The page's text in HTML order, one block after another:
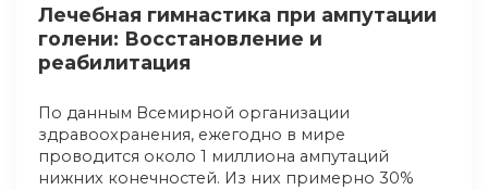
Лечебная гимнастика при ампутации
голени: Восстановление и
реабилитация
По данным Всемирной организации
здравоохранения, ежегодно в мире
проводится около 1 миллиона ампутаций
нижних конечностей. Из них примерно 30%